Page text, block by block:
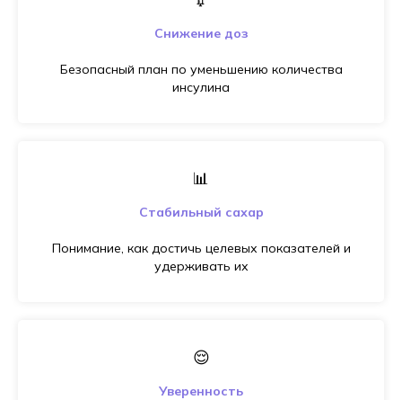
Снижение доз
Безопасный план по уменьшению количества
инсулина
📊
Стабильный сахар
Понимание, как достичь целевых показателей и
удерживать их
😌
Уверенность